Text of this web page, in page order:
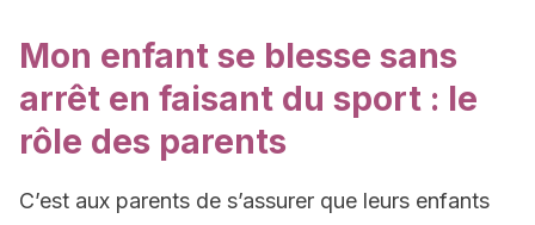
Mon enfant se blesse sans
arrêt en faisant du sport : le
rôle des parents
C’est aux parents de s’assurer que leurs enfants